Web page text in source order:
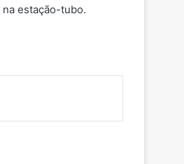
estação-tubo.